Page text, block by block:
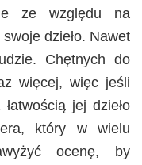
ze względu na
dzieło. Nawet
Chętnych do
więcej, więc jeśli
jej dzieło
który w wielu
ocenę, by